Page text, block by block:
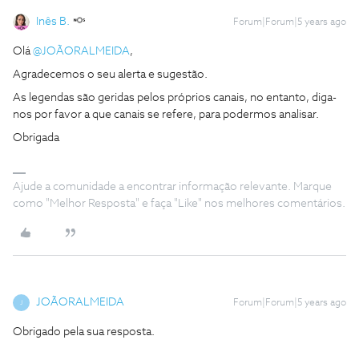
Inês B. Forum|Forum|5 years ago
Olá@JOÃORALMEIDA,
Agradecemos o seu alerta e sugestão.
As legendas são geridas pelos próprios canais, no entanto, diga-
nos por favor a que canais se refere, para podermos analisar.
Obrigada
Ajude a comunidade a encontrar informação relevante. Marque
como "Melhor Resposta" e faça "Like" nos melhores comentários.
JOÃORALMEIDA Forum|Forum|5 years ago
Obrigado pela sua resposta.